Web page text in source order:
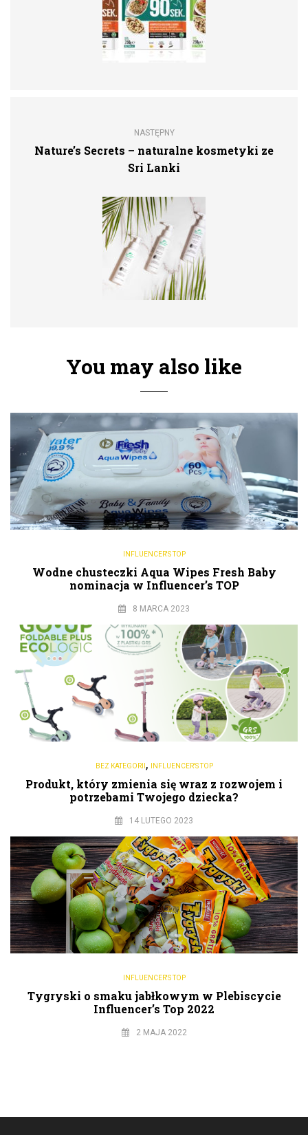
NASTĘPNY
Nature’s Secrets – naturalne kosmetyki ze
Sri Lanki
You may also like
INFLUENCER'S TOP
Wodne chusteczki Aqua Wipes Fresh Baby
nominacja w Influencer’s TOP
8 MARCA 2023
BEZ KATEGORII , INFLUENCER'S TOP
Produkt, który zmienia się wraz z rozwojem i
potrzebami Twojego dziecka?
14 LUTEGO 2023
INFLUENCER'S TOP
Tygryski o smaku jabłkowym w Plebiscycie
Influencer’s Top 2022
2 MAJA 2022